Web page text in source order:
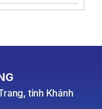
tỉnh Khánh